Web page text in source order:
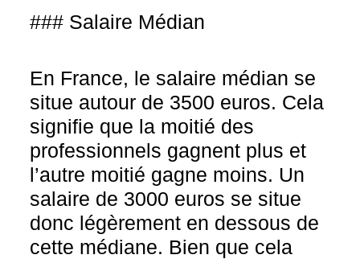
### Salaire Médian
En France, le salaire médian se
situe autour de 3500 euros. Cela
signifie que la moitié des
professionnels gagnent plus et
l’autre moitié gagne moins. Un
salaire de 3000 euros se situe
donc légèrement en dessous de
cette médiane. Bien que cela